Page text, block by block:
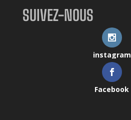
SUIVEZ-NOUS
instagram
Facebook